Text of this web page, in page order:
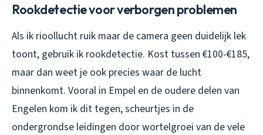
Rookdetectie voor verborgen problemen
Als ik rioollucht ruik maar de camera geen duidelijk lek
toont, gebruik ik rookdetectie. Kost tussen €100-€185,
maar dan weet je ook precies waar de lucht
binnenkomt. Vooral in Empel en de oudere delen van
Engelen kom ik dit tegen, scheurtjes in de
ondergrondse leidingen door wortelgroei van de vele